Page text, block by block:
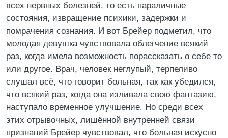
всех нервных болезней, то есть параличные
состояния, извращение психики, задержки и
помрачения сознания. И вот Брейер подметил, что
молодая девушка чувствовала облегчение всякий
раз, когда имела возможность порассказать о себе то
или другое. Врач, человек неглупый, терпеливо
слушал всё, что говорит больная, так как убедился,
что всякий раз, когда она изливала свою фантазию,
наступало временное улучшение. Но среди всех
этих отрывочных, лишённой внутренней связи
признаний Брейер чувствовал, что больная искусно